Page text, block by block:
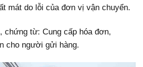
mát do lỗi của đơn vị vận chuyển.
chứng từ: Cung cấp hóa đơn,
cho người gửi hàng.